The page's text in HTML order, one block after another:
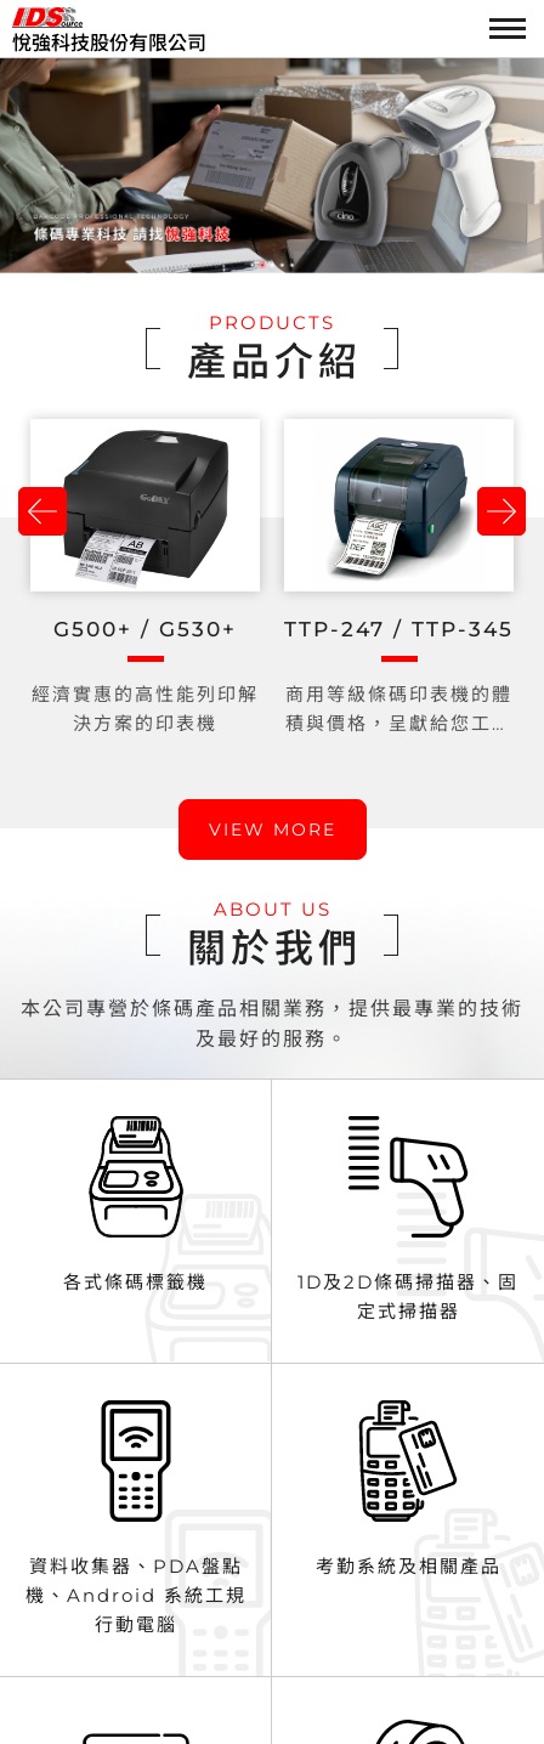
悅強科技股份有限公司
PRODUCTS
產品介紹
G500+ / G530+
經濟實惠的高性能列印解
決方案的印表機
TTP-247 / TTP-345
商用等級條碼印表機的體
積與價格，呈獻給您工業
VIEW MORE
ABOUT US
關於我們
本公司專營於條碼產品相關業務，提供最專業的技術
及最好的服務。
各式條碼標籤機
1D及2D條碼掃描器、固
定式掃描器
資料收集器、PDA盤點
機、Android 系統工規
行動電腦
考勤系統及相關產品